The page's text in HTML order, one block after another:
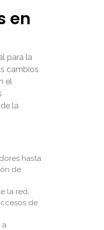
en
para la
cambios
el
la
hasta
de
la red,
de
a